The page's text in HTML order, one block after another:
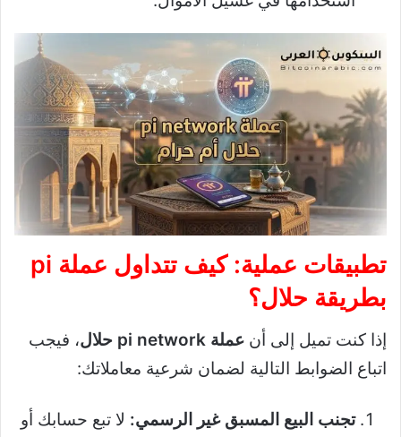
تطبيقات عملية: كيف تتداول عملة pi
بطريقة حلال؟
إذا كنت تميل إلى أن عملة pi network حلال
، فيجب
اتباع الضوابط التالية لضمان شرعية معاملاتك:
تجنب البيع المسبق غير الرسمي: لا تبع حسابك أو